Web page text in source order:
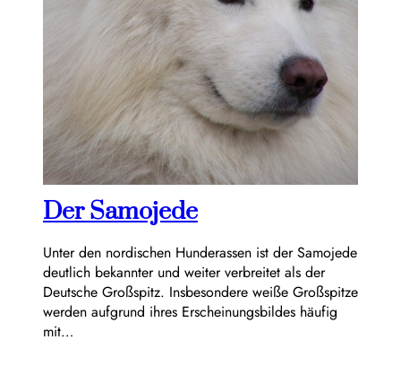
Der Samojede
Unter den nordischen Hunderassen ist der Samojede
deutlich bekannter und weiter verbreitet als der
Deutsche Großspitz. Insbesondere weiße Großspitze
werden aufgrund ihres Erscheinungsbildes häufig
mit…